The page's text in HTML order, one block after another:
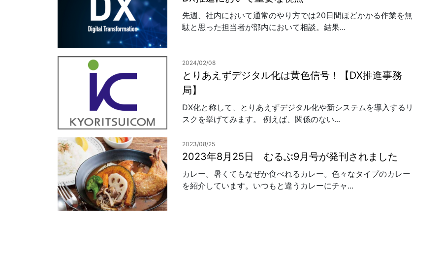
先週、社内において通常のやり方では20日間ほどかかる作業を無
駄と思った担当者が部内において相談。結果...
2024/02/08
とりあえずデジタル化は黄色信号！【DX推進事務
局】
DX化と称して、とりあえずデジタル化や新システムを導入するリ
スクを挙げてみます。 例えば、関係のない...
2023/08/25
2023年8月25日 むるぶ9月号が発刊されました
カレー。暑くてもなぜか食べれるカレー。色々なタイプのカレー
を紹介しています。いつもと違うカレーにチャ...